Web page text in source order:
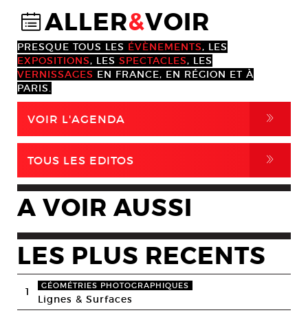
@ALLER&VOIR
PRESQUE TOUS LES ÉVÈNEMENTS, LES
EXPOSITIONS, LES SPECTACLES, LES
VERNISSAGES EN FRANCE, EN RÉGION ET À
PARIS.
VOIR L'AGENDA ,
TOUS LES EDITOS ,
A VOIR AUSSI
LES PLUS RECENTS
1 GÉOMÉTRIES PHOTOGRAPHIQUES
Lignes & Surfaces